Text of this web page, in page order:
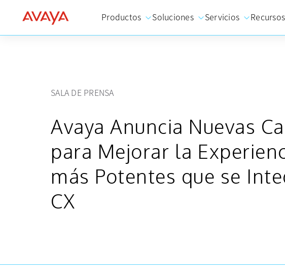
Productos Soluciones Servicios Recursos
SALA DE PRENSA
Avaya Anuncia Nuevas
para Mejorar la
más Potentes que se
CX